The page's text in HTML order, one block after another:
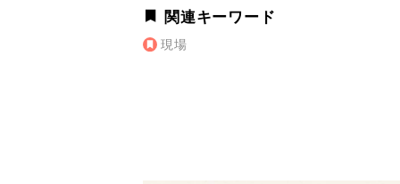
関連キーワード
現場